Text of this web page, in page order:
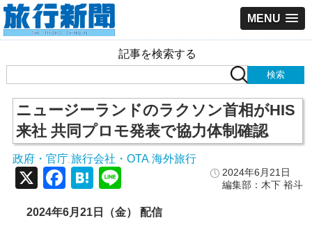
MENU
記事を検索する
ニュージーランドのラクソン首相がHIS
来社 共同プロモ発表で協力体制確認
政府・官庁 旅行会社・OTA, 海外旅行
2024年6月21日
編集部：木下 裕斗
X Facebook
Hatena
2024年6月21日（金） 配信